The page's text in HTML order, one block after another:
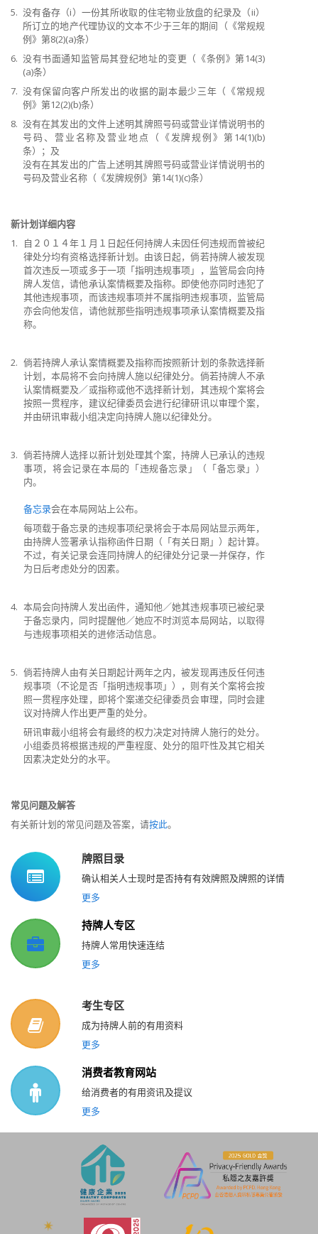
5. 没有备存（i）一份其所收取的住宅物业放盘的纪录及（ii）
所订立的地产代理协议的文本不少于三年的期间（《常规规
例》第8(2)(a)条）
6. 没有书面通知监管局其登纪地址的变更（《条例》第14(3)
(a)条）
7. 没有保留向客户所发出的收据的副本最少三年（《常规规
例》第12(2)(b)条）
8. 没有在其发出的文件上述明其牌照号码或营业详情说明书的
号码、营业名称及营业地点（《发牌规例》第14(1)(b)
条）；及
没有在其发出的广告上述明其牌照号码或营业详情说明书的
号码及营业名称（《发牌规例》第14(1)(c)条）
新计划详细内容
1.
自２０１４年１月１日起任何持牌人未因任何违规而曾被纪
律处分均有资格选择新计划。由该日起，倘若持牌人被发现
首次违反一项或多于一项「指明违规事项」，监管局会向持
牌人发信，请他承认案情概要及指称。即使他亦同时违犯了
其他违规事项，而该违规事项并不属指明违规事项，监管局
亦会向他发信，请他就那些指明违规事项承认案情概要及指
称。
2. 倘若持牌人承认案情概要及指称而按照新计划的条款选择新
计划，本局将不会向持牌人施以纪律处分。倘若持牌人不承
认案情概要及／或指称或他不选择新计划，其违规个案将会
按照一贯程序，建议纪律委员会进行纪律研讯以审理个案，
并由研讯审裁小组决定向持牌人施以纪律处分。
3. 倘若持牌人选择以新计划处理其个案，持牌人已承认的违规
事项，将会记录在本局的「违规备忘录」（「备忘录」）
内。
备忘录会在本局网站上公布。
每项载于备忘录的违规事项纪录将会于本局网站显示两年，
由持牌人签署承认指称函件日期（「有关日期」）起计算。
不过，有关记录会连同持牌人的纪律处分记录一并保存，作
为日后考虑处分的因素。
4. 本局会向持牌人发出函件，通知他／她其违规事项已被纪录
于备忘录内，同时提醒他／她应不时浏览本局网站，以取得
与违规事项相关的进修活动信息。
5. 倘若持牌人由有关日期起计两年之内，被发现再违反任何违
规事项（不论是否「指明违规事项」），则有关个案将会按
照一贯程序处理，即将个案递交纪律委员会审理，同时会建
议对持牌人作出更严重的处分。
研讯审裁小组将会有最终的权力决定对持牌人施行的处分。
小组委员将根据违规的严重程度、处分的阻吓性及其它相关
因素决定处分的水平。
常见问题及解答
有关新计划的常见问题及答案，请按此。
牌照目录
确认相关人士现时是否持有有效牌照及牌照的详情
更多
持牌人专区
持牌人常用快速连结
更多
考生专区
成为持牌人前的有用资料
更多
消费者教育网站
给消费者的有用资讯及提议
更多